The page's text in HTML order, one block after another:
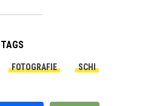
TAGS
FOTOGRAFIE SCHI